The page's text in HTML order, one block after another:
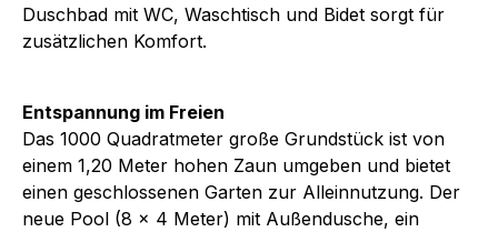
Duschbad mit WC, Waschtisch und Bidet sorgt für
zusätzlichen Komfort.
Entspannung im Freien
Das 1000 Quadratmeter große Grundstück ist von
einem 1,20 Meter hohen Zaun umgeben und bietet
einen geschlossenen Garten zur Alleinnutzung. Der
neue Pool (8 x 4 Meter) mit Außendusche, ein